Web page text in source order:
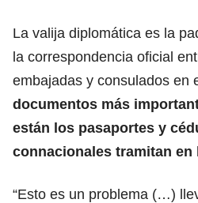
La valija diplomática es la
la correspondencia oficial
embajadas y consulados en
documentos más
están los pasaportes y
connacionales tramitan en
“Esto es un problema (…)